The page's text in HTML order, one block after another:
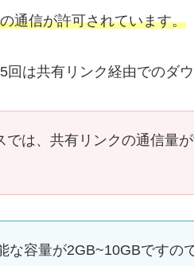
通信が許可されています。
は共有リンク経由でのダ
は、共有リンクの通信量
な容量が2GB~10GBです